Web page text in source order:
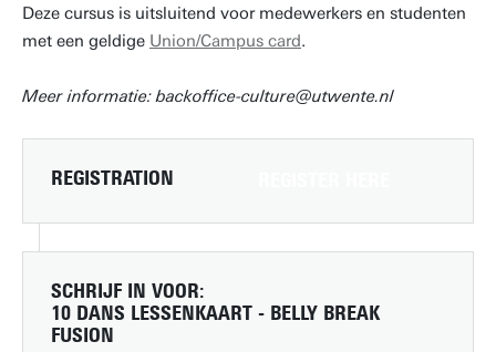
Deze cursus is uitsluitend voor medewerkers en studenten
met een geldige Union/Campus card.
Meer informatie: backoffice-culture@utwente.nl
REGISTRATION
SCHRIJF IN VOOR:
10 DANS LESSENKAART - BELLY BREAK
FUSION